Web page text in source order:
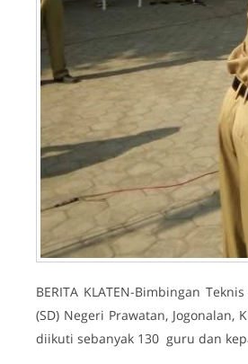
BERITA KLATEN-Bimbingan
(SD) Negeri Prawatan,
diikuti sebanyak 130 guru dan